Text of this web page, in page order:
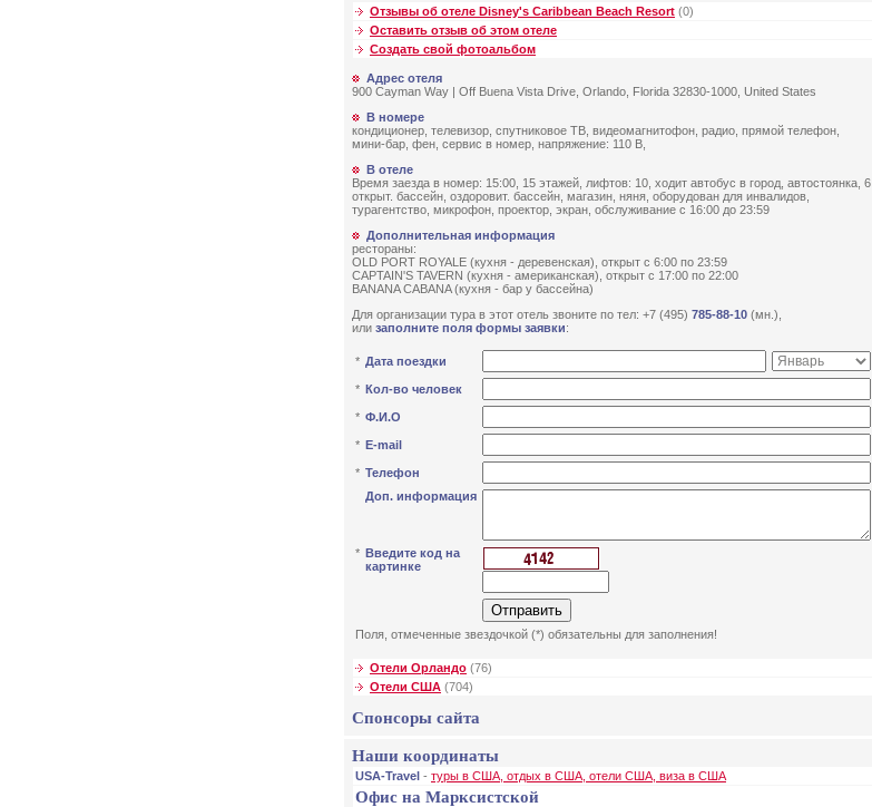
Отзывы об отеле Disney's Caribbean Beach Resort (0)
Оставить отзыв об этом отеле
Создать свой фотоальбом
Адрес отеля
900 Cayman Way | Off Buena Vista Drive, Orlando, Florida 32830-1000, United States
В номере
кондиционер, телевизор, спутниковое ТВ, видеомагнитофон, радио, прямой телефон,
мини-бар, фен, сервис в номер, напряжение: 110 В,
В отеле
Время заезда в номер: 15:00, 15 этажей, лифтов: 10, ходит автобус в город, автостоянка, 6
открыт. бассейн, оздоровит. бассейн, магазин, няня, оборудован для инвалидов,
турагентство, микрофон, проектор, экран, обслуживание с 16:00 до 23:59
Дополнительная информация
рестораны:
OLD PORT ROYALE (кухня - деревенская), открыт c 6:00 по 23:59
CAPTAIN'S TAVERN (кухня - американская), открыт c 17:00 по 22:00
BANANA CABANA (кухня - бар у бассейна)
Для организации тура в этот отель звоните по тел: +7 (495) 785-88-10 (мн.),
или заполните поля формы заявки:
* Дата поездки
* Кол-во человек
* Ф.И.О
* E-mail
* Телефон
Доп. информация
* Введите код на
картинке
Поля, отмеченные звездочкой (*) обязательны для заполнения!
Отели Орландо (76)
Отели США (704)
Спонсоры сайта
Наши координаты
USA-Travel - туры в США, отдых в США, отели США, виза в США
Офис на Марксистской